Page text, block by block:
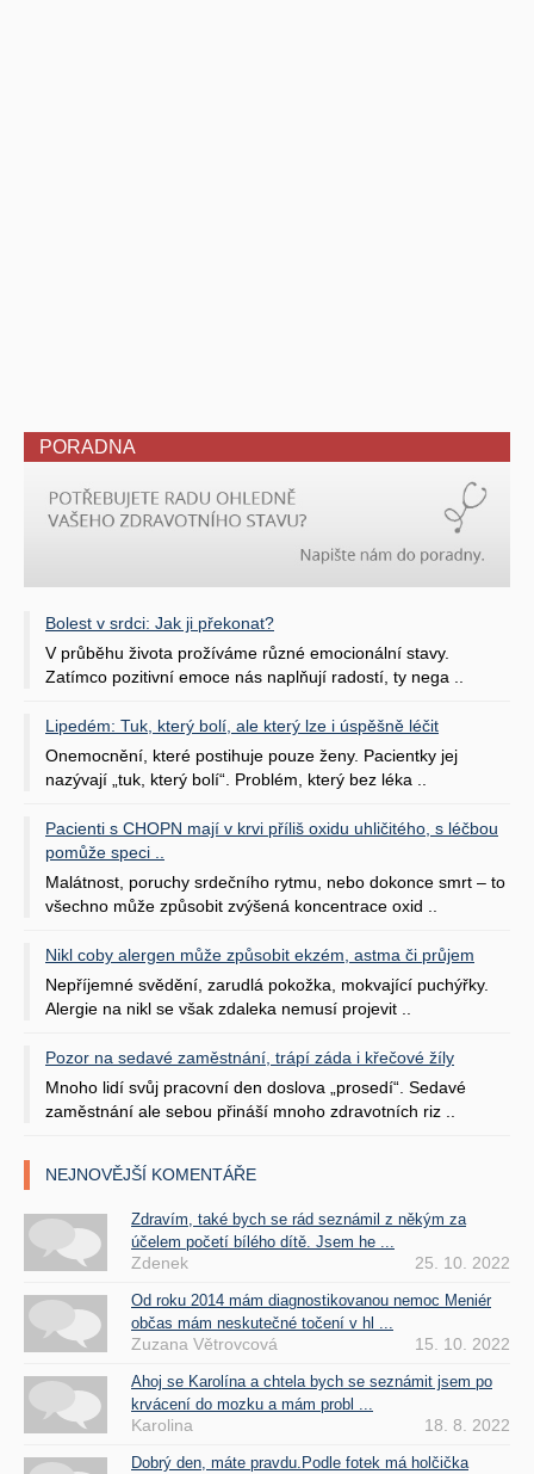
PORADNA
Bolest v srdci: Jak ji překonat?
V průběhu života prožíváme různé emocionální stavy.
Zatímco pozitivní emoce nás naplňují radostí, ty nega ..
Lipedém: Tuk, který bolí, ale který lze i úspěšně léčit
Onemocnění, které postihuje pouze ženy. Pacientky jej
nazývají „tuk, který bolí“. Problém, který bez léka ..
Pacienti s CHOPN mají v krvi příliš oxidu uhličitého, s léčbou
pomůže speci ..
Malátnost, poruchy srdečního rytmu, nebo dokonce smrt – to
všechno může způsobit zvýšená koncentrace oxid ..
Nikl coby alergen může způsobit ekzém, astma či průjem
Nepříjemné svědění, zarudlá pokožka, mokvající puchýřky.
Alergie na nikl se však zdaleka nemusí projevit ..
Pozor na sedavé zaměstnání, trápí záda i křečové žíly
Mnoho lidí svůj pracovní den doslova „prosedí“. Sedavé
zaměstnání ale sebou přináší mnoho zdravotních riz ..
NEJNOVĚJŠÍ KOMENTÁŘE
Zdravím, také bych se rád seznámil z někým za
účelem početí bílého dítě. Jsem he ...
Zdenek 25. 10. 2022
Od roku 2014 mám diagnostikovanou nemoc Meniér
občas mám neskutečné točení v hl ...
Zuzana Větrovcová 15. 10. 2022
Ahoj se Karolína a chtela bych se seznámit jsem po
krvácení do mozku a mám probl ...
Karolina 18. 8. 2022
Dobrý den, máte pravdu.Podle fotek má holčička